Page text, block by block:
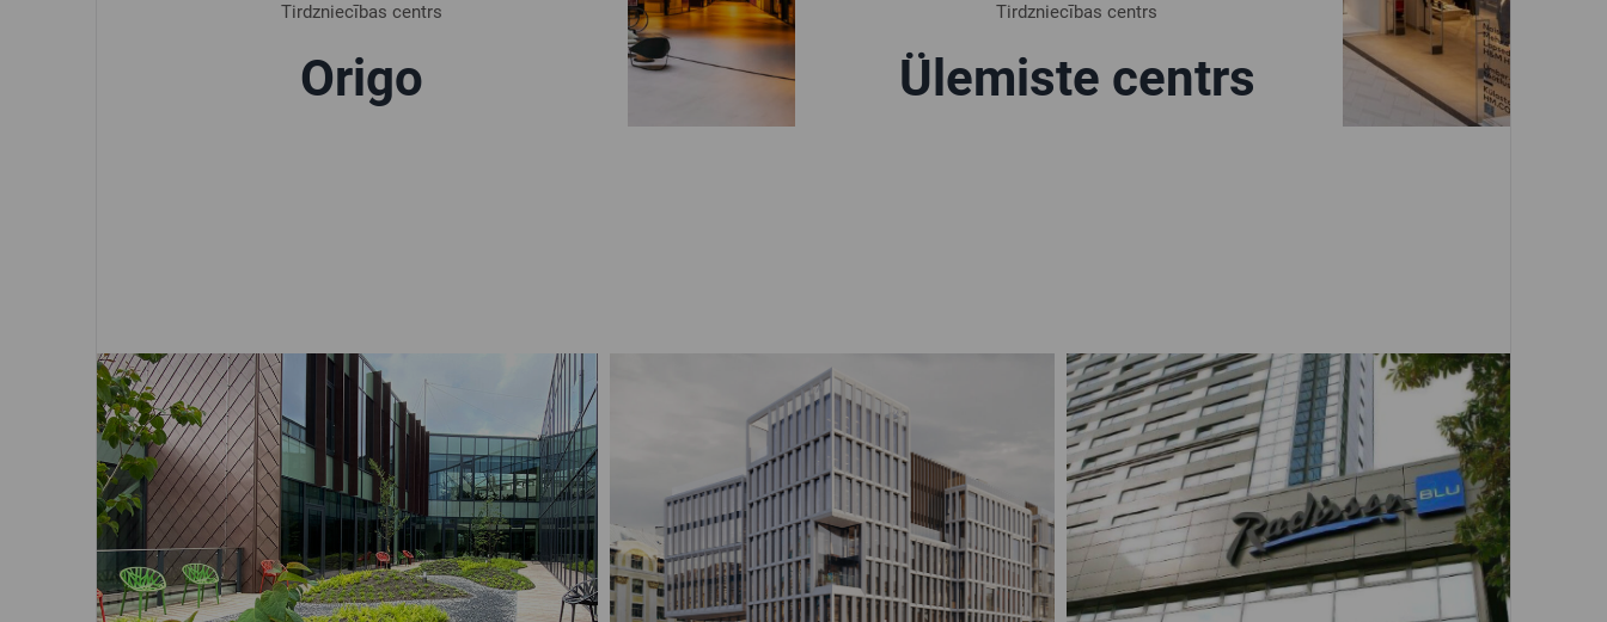
Origo
Tirdzniecības centrs
Ülemiste centrs
Tirdzniecības centrs